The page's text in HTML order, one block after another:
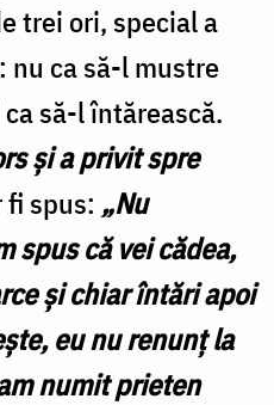
trei ori, special a
nu ca să-l mustre
ca să-l întărească.
şi a privit spre
fi spus: „Nu
spus că vei cădea,
şi chiar întări apoi
eu nu renunţ la
numit prieten